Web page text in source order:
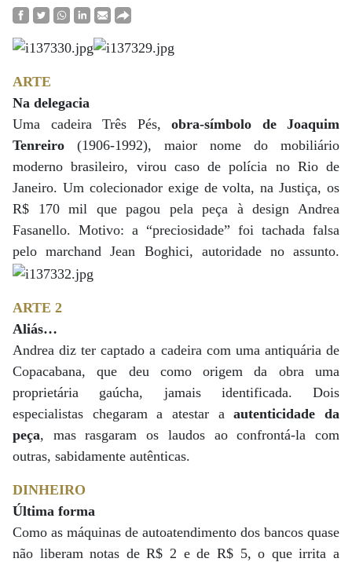
ARTE
Na delegacia
Uma cadeira Três Pés, obra-símbolo de Joaquim
Tenreiro (1906-1992), maior nome do mobiliário
moderno brasileiro, virou caso de polícia no Rio de
Janeiro. Um colecionador exige de volta, na Justiça, os
R$ 170 mil que pagou pela peça à design Andrea
Fasanello. Motivo: a “preciosidade” foi tachada falsa
pelo marchand Jean Boghici, autoridade no assunto.
ARTE 2
Aliás…
Andrea diz ter captado a cadeira com uma antiquária de
Copacabana, que deu como origem da obra uma
proprietária gaúcha, jamais identificada. Dois
especialistas chegaram a atestar aautenticidade da
peça, mas rasgaram os laudos ao confrontá-la com
outras, sabidamente autênticas.
DINHEIRO
Última forma
Como as máquinas de autoatendimento dos bancos quase
não liberam notas de R$ 2 e de R$ 5, o que irrita a